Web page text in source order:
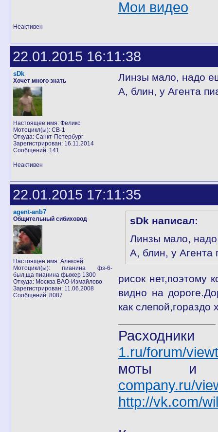
Мои видео
Неактивен
22.01.2015 16:11:38
sDk
Хочет много знать
Настоящее имя: Феликс
Мотоцикл(ы): CB-1
Откуда: Санкт-Петербург
Зарегистрирован: 16.11.2014
Сообщений: 141
Линзы мало, надо
А, блин, у Агента
Неактивен
22.01.2015 17:11:35
agent-anb7
Общительный сибиховод
Настоящее имя: Алексей
Мотоцикл(ы): пианина фз-6-
был,ща пианина фыжер 1300
Откуда: Москва ВАО-Измайлово
Зарегистрирован: 11.06.2008
Сообщений: 8087
sDk написал:
Линзы мало,
А, блин, у Агента
рисок нет,поэтому
видно на
как
1.ru/forum/
company.ru/
http://vk.com/